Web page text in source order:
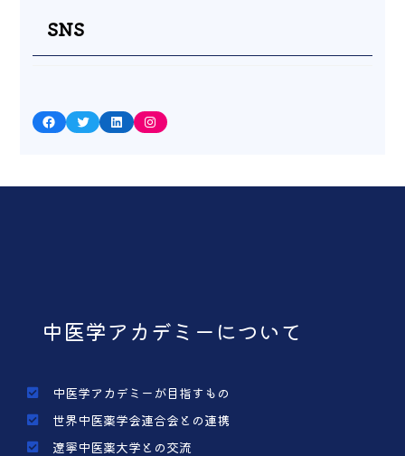
SNS
Facebook Twitter LinkedIn Instagram
中医学アカデミーについて
中医学アカデミーが目指すもの
世界中医薬学会連合会との連携
遼寧中医薬大学との交流